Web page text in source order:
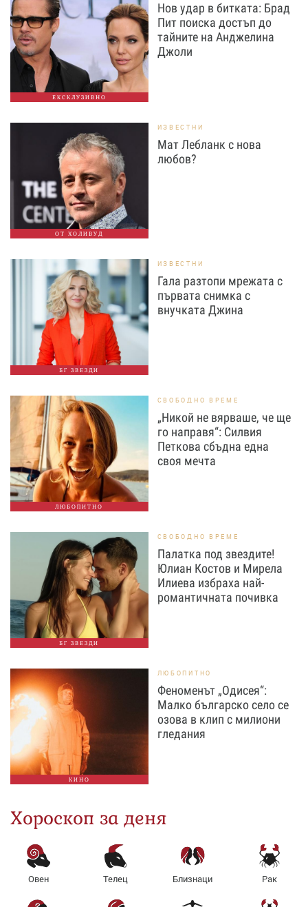
ЕКСКЛУЗИВНО
Нов удар в битката: Брад
Пит поиска достъп до
тайните на Анджелина
Джоли
ОТ ХОЛИВУД
ИЗВЕСТНИ
Мат Лебланк с нова
любов?
БГ ЗВЕЗДИ
ИЗВЕСТНИ
Гала разтопи мрежата с
първата снимка с
внучката Джина
ЛЮБОПИТНО
СВОБОДНО ВРЕМЕ
„Никой не вярваше, че ще
го направя“: Силвия
Петкова сбъдна една
своя мечта
БГ ЗВЕЗДИ
СВОБОДНО ВРЕМЕ
Палатка под звездите!
Юлиан Костов и Мирела
Илиева избраха най-
романтичната почивка
КИНО
ЛЮБОПИТНО
Феноменът „Одисея“:
Малко българско село се
озова в клип с милиони
гледания
Хороскоп за деня
Овен Телец Близнаци Рак